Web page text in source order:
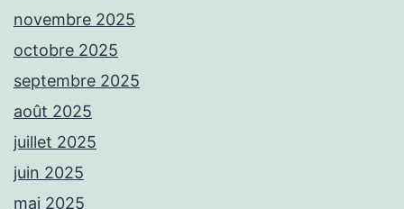
novembre 2025
octobre 2025
septembre 2025
août 2025
juillet 2025
juin 2025
mai 2025